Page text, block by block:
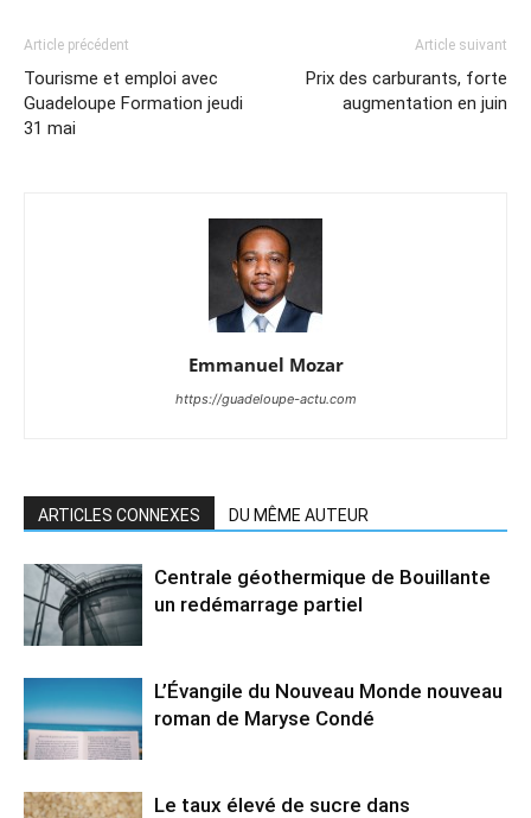
Article précédent
Tourisme et emploi avec
Guadeloupe Formation jeudi
31 mai
Article suivant
Prix des carburants, forte
augmentation en juin
Emmanuel Mozar
https://guadeloupe-actu.com
ARTICLES CONNEXES DU MÊME AUTEUR
Centrale géothermique de Bouillante
un redémarrage partiel
L’Évangile du Nouveau Monde nouveau
roman de Maryse Condé
Le taux élevé de sucre dans